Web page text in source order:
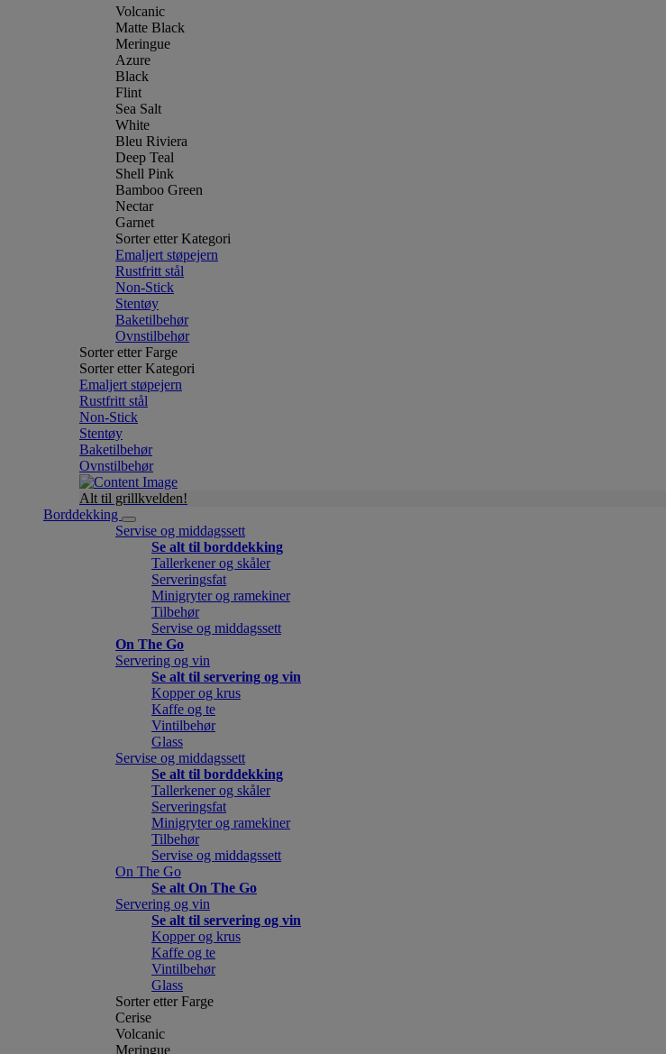
Volcanic
Matte Black
Meringue
Azure
Black
Flint
Sea Salt
White
Bleu Riviera
Deep Teal
Shell Pink
Bamboo Green
Nectar
Garnet
Sorter etter Kategori
Emaljert støpejern
Rustfritt stål
Non-Stick
Stentøy
Baketilbehør
Ovnstilbehør
Sorter etter Farge
Sorter etter Kategori
Emaljert støpejern
Rustfritt stål
Non-Stick
Stentøy
Baketilbehør
Ovnstilbehør
Alt til grillkvelden!
Borddekking
Servise og middagssett
Se alt til borddekking
Tallerkener og skåler
Serveringsfat
Minigryter og ramekiner
Tilbehør
Servise og middagssett
On The Go
Servering og vin
Se alt til servering og vin
Kopper og krus
Kaffe og te
Vintilbehør
Glass
Servise og middagssett
Se alt til borddekking
Tallerkener og skåler
Serveringsfat
Minigryter og ramekiner
Tilbehør
Servise og middagssett
On The Go
Se alt On The Go
Servering og vin
Se alt til servering og vin
Kopper og krus
Kaffe og te
Vintilbehør
Glass
Sorter etter Farge
Cerise
Volcanic
Meringue